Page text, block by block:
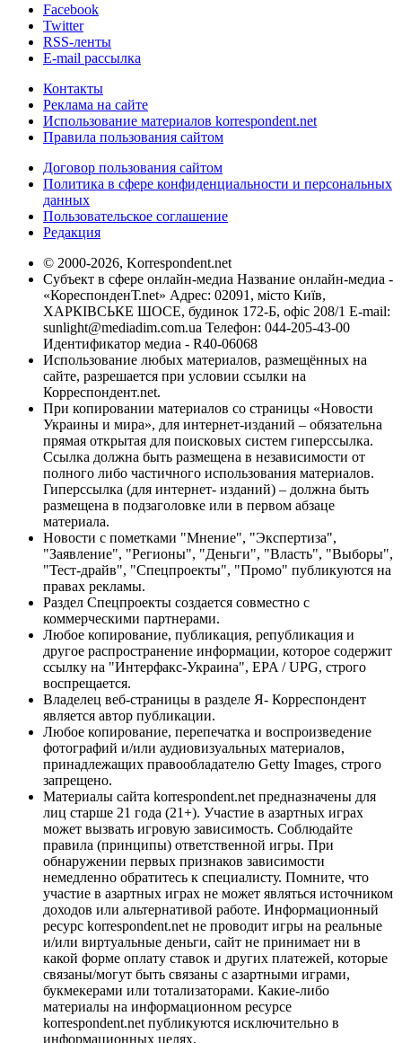
Facebook
Twitter
RSS-ленты
E-mail рассылка
Контакты
Реклама на сайте
Использование материалов korrespondent.net
Правила пользования сайтом
Договор пользования сайтом
Политика в сфере конфиденциальности и персональных
данных
Пользовательское соглашение
Редакция
© 2000-2026, Korrespondent.net
Субъект в сфере онлайн-медиа Название онлайн-медиа -
«КореспонденТ.net» Адрес: 02091, місто Київ,
ХАРКІВСЬКЕ ШОСЕ, будинок 172-Б, офіс 208/1 E-mail:
sunlight@mediadim.com.ua Телефон: 044-205-43-00
Идентификатор медиа - R40-06068
Использование любых материалов, размещённых на
сайте, разрешается при условии ссылки на
Корреспондент.net.
При копировании материалов со страницы «Новости
Украины и мира», для интернет-изданий – обязательна
прямая открытая для поисковых систем гиперссылка.
Ссылка должна быть размещена в независимости от
полного либо частичного использования материалов.
Гиперссылка (для интернет- изданий) – должна быть
размещена в подзаголовке или в первом абзаце
материала.
Новости с пометками "Мнение", "Экспертиза",
"Заявление", "Регионы", "Деньги", "Власть", "Выборы",
"Тест-драйв", "Спецпроекты", "Промо" публикуются на
правах рекламы.
Раздел Спецпроекты создается совместно с
коммерческими партнерами.
Любое копирование, публикация, републикация и
другое распространение информации, которое содержит
ссылку на "Интерфакс-Украина", EPA / UPG, строго
воспрещается.
Владелец веб-страницы в разделе Я- Корреспондент
является автор публикации.
Любое копирование, перепечатка и воспроизведение
фотографий и/или аудиовизуальных материалов,
принадлежащих правообладателю Getty Images, строго
запрещено.
Материалы сайта korrespondent.net предназначены для
лиц старше 21 года (21+). Участие в азартных играх
может вызвать игровую зависимость. Соблюдайте
правила (принципы) ответственной игры. При
обнаружении первых признаков зависимости
немедленно обратитесь к специалисту. Помните, что
участие в азартных играх не может являться источником
доходов или альтернативой работе. Информационный
ресурс korrespondent.net не проводит игры на реальные
и/или виртуальные деньги, сайт не принимает ни в
какой форме оплату ставок и других платежей, которые
связаны/могут быть связаны с азартными играми,
букмекерами или тотализаторами. Какие-либо
материалы на информационном ресурсе
korrespondent.net публикуются исключительно в
информационных целях.